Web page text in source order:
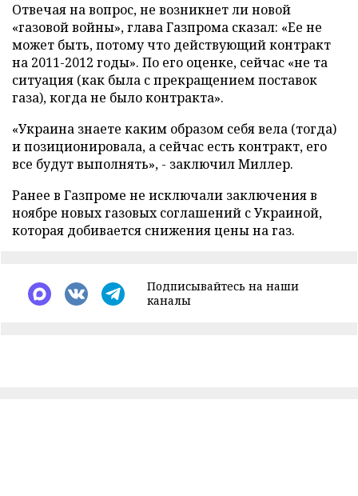
Отвечая на вопрос, не возникнет ли новой
«газовой войны», глава Газпрома сказал: «Ее не
может быть, потому что действующий контракт
на 2011-2012 годы». По его оценке, сейчас «не та
ситуация (как была с прекращением поставок
газа), когда не было контракта».
«Украина знаете каким образом себя вела (тогда)
и позиционировала, а сейчас есть контракт, его
все будут выполнять», - заключил Миллер.
Ранее в Газпроме не исключали заключения в
ноябре новых газовых соглашений с Украиной,
которая добивается снижения цены на газ.
Подписывайтесь на наши
каналы